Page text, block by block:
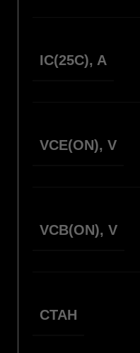
IC(25C), A
VCE(ON), V
VCB(ON), V
СТАН